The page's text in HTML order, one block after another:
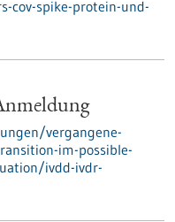
cov-spike-protein-und-
vergangene-
im-possible-
ivdd-ivdr-